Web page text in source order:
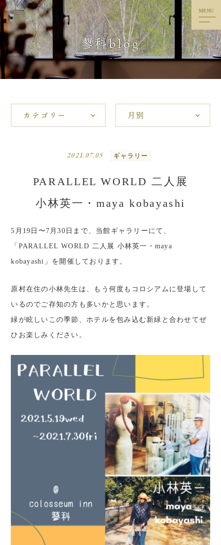
MENU
トップ
ごあいさつ
料理
客室
温泉・リラクゼーション
コロシアム・イン・蓼科
⻑野県北佐久郡⽴科町芦⽥⼋ケ野410-1
蓼科blog
2021.07.05 ギャラリー
PARALLEL WORLD 二人展
小林英一・maya kobayashi
5月19日〜7月30日まで、当館ギャラリーにて、
「PARALLEL WORLD 二人展 小林英一・maya
kobayashi」を開催しております。
原村在住の小林先生は、もう何度もコロシアムに登場して
いるのでご存知の方も多いかと思います。
緑が眩しいこの季節、ホテルを包み込む新緑と合わせてぜ
ひお楽しみください。